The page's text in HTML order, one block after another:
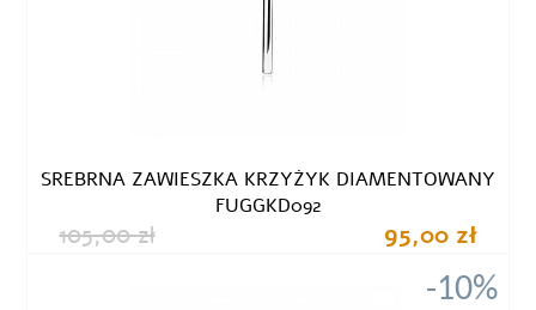
SREBRNA ZAWIESZKA KRZYŻYK DIAMENTOWANY
FUGGKD092
105,00 zł 95,00 zł
-10%